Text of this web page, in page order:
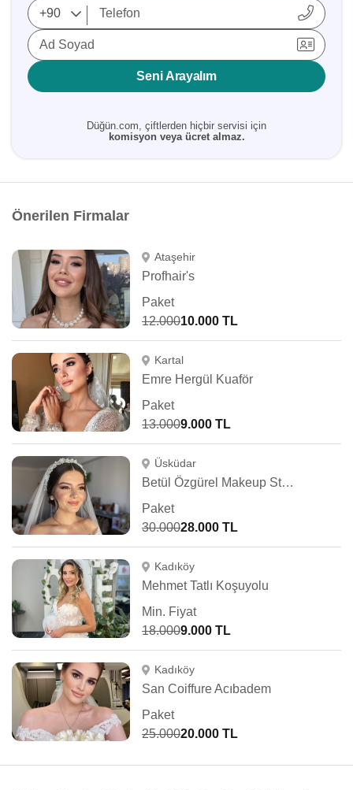
Ad Soyad
Seni Arayalım
Düğün.com, çiftlerden hiçbir servisi için
komisyon veya ücret almaz.
Önerilen Firmalar
Ataşehir
Profhair's
Paket
12.00010.000 TL
Kartal
Emre Hergül Kuaför
Paket
13.0009.000 TL
Üsküdar
Betül Özgürel Makeup Studio
Paket
30.00028.000 TL
Kadıköy
Mehmet Tatlı Koşuyolu
Min. Fiyat
18.0009.000 TL
Kadıköy
San Coiffure Acıbadem
Paket
25.00020.000 TL